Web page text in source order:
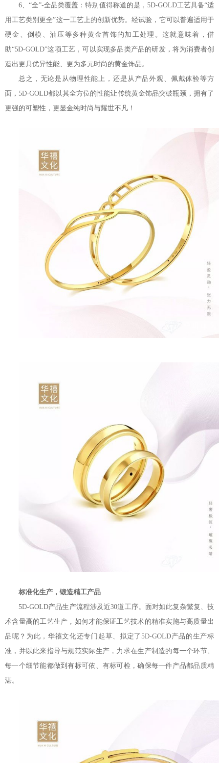
6、“全”-全品类覆盖：特别值得称道的是，5D-GOLD工艺具备“适
用工艺类别更全”这一工艺上的创新优势。经试验，它可以普遍适用于
硬金、倒模、油压等多种黄金首饰的加工处理。这就意味着，借
助“5D-GOLD”这项工艺，可以实现多品类产品的研发，将为消费者创
造出更具优异性能、更为多元时尚的黄金饰品。
总之，无论是从物理性能上，还是从产品外观、佩戴体验等方
面，5D-GOLD都以其全方位的性能让传统黄金饰品突破瓶颈，拥有了
更强的可塑性，更显金纯时尚与耀世不凡！
标准化生产，锻造精工产品
5D-GOLD产品生产流程涉及近30道工序。面对如此复杂繁复、技
术含量高的工艺生产，如何才能保证工艺技术的精准实施与高质量出
品呢？为此，华禧文化还专门起草、拟定了5D-GOLD产品的生产标
准，并以此来指导与规范实际生产，力求在生产制造的每一个环节、
每一个细节能都做到有标可依、有标可检，确保每一件产品都品质精
湛。